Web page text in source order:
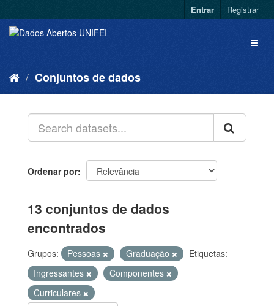
Entrar Registrar
Conjuntos de dados
Ordenar por
13 conjuntos de dados
encontrados
Grupos: Pessoas Graduação
Etiquetas:
Ingressantes
Componentes
Curriculares